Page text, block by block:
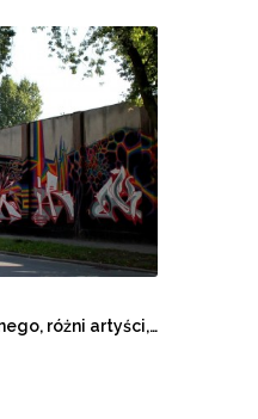
Mural Teatru Muzycznego, różni artyści, 2015